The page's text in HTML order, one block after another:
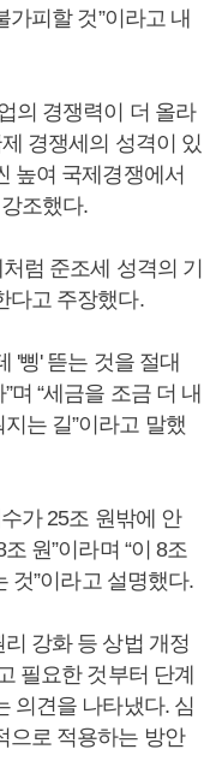
피할 것”이라고 내
의 경쟁력이 더 올라
경쟁세의 성격이 있
높여 국제경쟁에서
조했다.
럼 준조세 성격의 기
다고 주장했다.
'삥' 뜯는 것을 절대
“세금을 조금 더 내
는 길”이라고 말했
가 25조 원밖에 안
원”이라며 “이 8조
것”이라고 설명했다.
강화 등 상법 개정
필요한 것부터 단계
의견을 나타냈다. 심
으로 적용하는 방안